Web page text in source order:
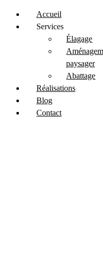
Entretien
votre
Accueil
Services
Élagage
paysager
Abattage
Réalisations
Blog
Contact